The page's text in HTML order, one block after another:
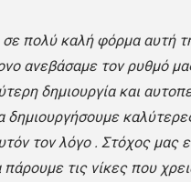
πολύ καλή φόρμα αυτή
ανεβάσαμε τον ρυθμό
δημιουργία και
τον λόγο . Στόχος μας
τις νίκες που